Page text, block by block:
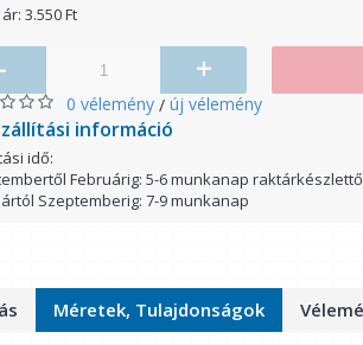
3.550 Ft
- +
0 vélemény / új vélemény
információ
idő:
Februárig: 5-6 munkanap
Szeptemberig: 7-9 munkanap
Méretek, Tulajdonságok